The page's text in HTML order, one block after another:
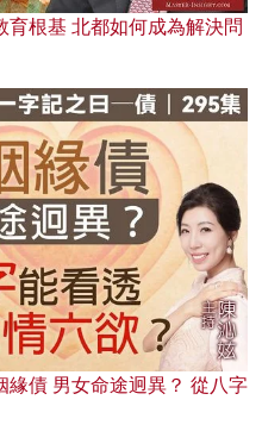
根基 北都如何成為解決問
緣債 男女命途迥異？ 從八字